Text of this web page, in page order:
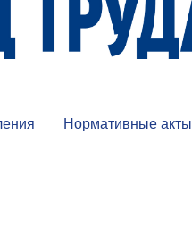
Нормативные акты